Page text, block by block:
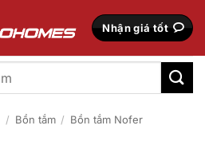
Nhận giá tốt
/ Bồn tắm / Bồn tắm Nofer